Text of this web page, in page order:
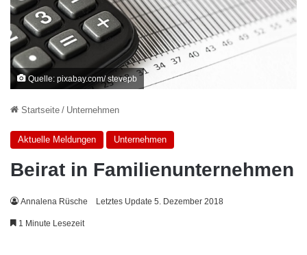
Quelle: pixabay.com/ stevepb
Startseite / Unternehmen
Aktuelle Meldungen Unternehmen
Beirat in Familienunternehmen
Annalena Rüsche Letztes Update 5. Dezember 2018
1 Minute Lesezeit